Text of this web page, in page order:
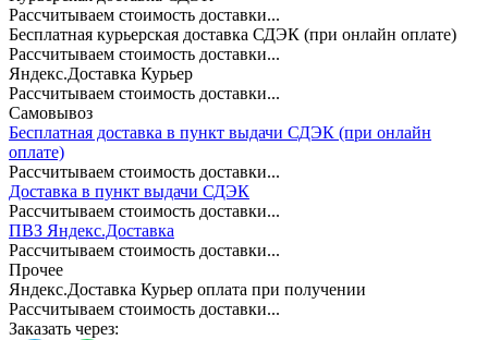
Рассчитываем стоимость доставки...
Бесплатная курьерская доставка СДЭК (при онлайн оплате)
Рассчитываем стоимость доставки...
Яндекс.Доставка Курьер
Рассчитываем стоимость доставки...
Самовывоз
Бесплатная доставка в пункт выдачи СДЭК (при онлайн
оплате)
Рассчитываем стоимость доставки...
Доставка в пункт выдачи СДЭК
Рассчитываем стоимость доставки...
ПВЗ Яндекс.Доставка
Рассчитываем стоимость доставки...
Прочее
Яндекс.Доставка Курьер оплата при получении
Рассчитываем стоимость доставки...
Заказать через: